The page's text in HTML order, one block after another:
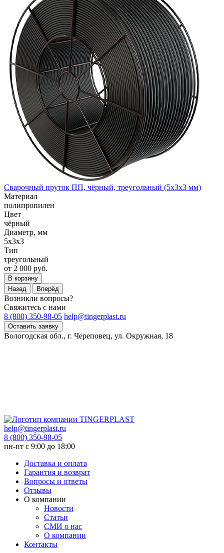
Сварочный пруток ПП, чёрный, треугольный (5x3x3 мм)
Материал
полипропилен
Цвет
чёрный
Диаметр, мм
5x3x3
Тип
треугольный
от 2 000 руб.
В корзину
Назад
Вперёд
Возникли вопросы?
Свяжитесь с нами
8 (800) 350-98-05 help@tingerplast.ru
Оставить заявку
Вологодская обл., г. Череповец, ул. Окружная, 18
help@tingerplast.ru
8 (800) 350-98-05
пн-пт c 9:00 до 18:00
Доставка и оплата
Гарантия и возврат
Вопросы и ответы
Отзывы
О компании
Новости
Статьи
СМИ о нас
О компании
Контакты